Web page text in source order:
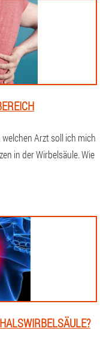
Arzt soll ich mich
in der Wirbelsäule. Wie